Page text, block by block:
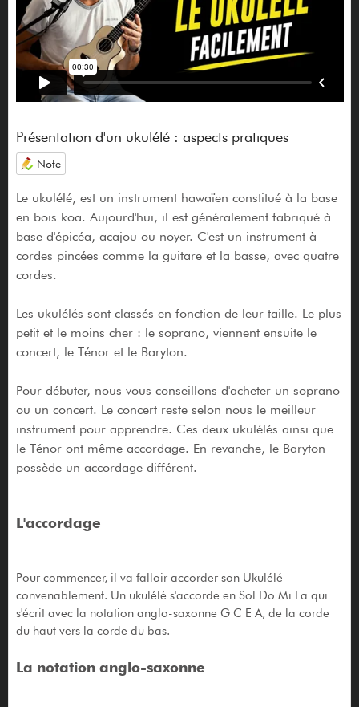
Présentation d'un ukulélé : aspects pratiques
Note
Le ukulélé, est un instrument hawaïen constitué à la base
en bois koa. Aujourd'hui, il est généralement fabriqué à
base d'épicéa, acajou ou noyer. C'est un instrument à
cordes pincées comme la guitare et la basse, avec quatre
cordes.
Les ukulélés sont classés en fonction de leur taille. Le plus
petit et le moins cher : le soprano, viennent ensuite le
concert, le Ténor et le Baryton.
Pour débuter, nous vous conseillons d'acheter un soprano
ou un concert. Le concert reste selon nous le meilleur
instrument pour apprendre. Ces deux ukulélés ainsi que
le Ténor ont même accordage. En revanche, le Baryton
possède un accordage différent.
L'accordage
Pour commencer, il va falloir accorder son Ukulélé
convenablement. Un ukulélé s'accorde en Sol Do Mi La qui
s'écrit avec la notation anglo-saxonne G C E A, de la corde
du haut vers la corde du bas.
La notation anglo-saxonne